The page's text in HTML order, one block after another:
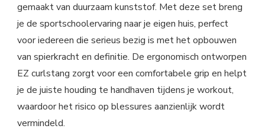
gemaakt van duurzaam kunststof. Met deze set breng
je de sportschoolervaring naar je eigen huis, perfect
voor iedereen die serieus bezig is met het opbouwen
van spierkracht en definitie. De ergonomisch ontworpen
EZ curlstang zorgt voor een comfortabele grip en helpt
je de juiste houding te handhaven tijdens je workout,
waardoor het risico op blessures aanzienlijk wordt
vermindeld.